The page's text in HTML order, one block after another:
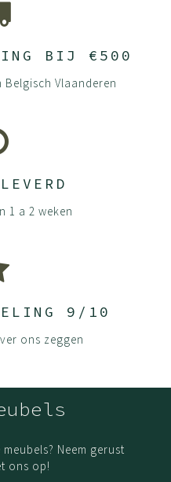
BIJ €500
Vlaanderen
1 a 2 weken
9/10
ons zeggen
Neem gerust
ons op!